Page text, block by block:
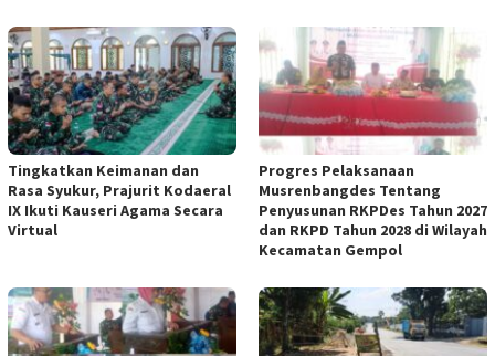
Tingkatkan Keimanan dan
Rasa Syukur, Prajurit Kodaeral
IX Ikuti Kauseri Agama Secara
Virtual
Progres Pelaksanaan
Musrenbangdes Tentang
Penyusunan RKPDes Tahun 2027
dan RKPD Tahun 2028 di Wilayah
Kecamatan Gempol